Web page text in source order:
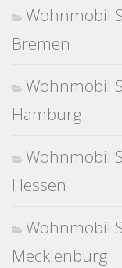
Wohnmobil
Bremen
Wohnmobil
Hamburg
Wohnmobil
Hessen
Wohnmobil
Mecklenburg